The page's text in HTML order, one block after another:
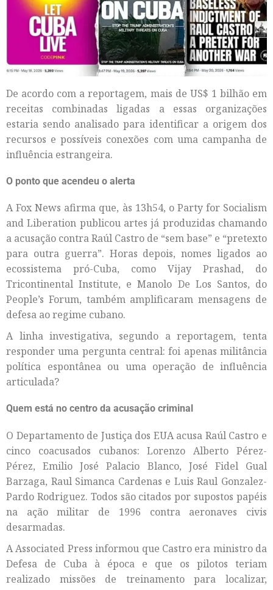
De acordo com a reportagem, mais de US$ 1 bilhão em
receitas combinadas ligadas a essas organizações
estaria sendo analisado para identificar a origem dos
recursos e possíveis conexões com uma campanha de
influência estrangeira.
O ponto que acendeu o alerta
A Fox News afirma que, às 13h54, o Party for Socialism
and Liberation publicou artes já produzidas chamando
a acusação contra Raúl Castro de “sem base” e “pretexto
para outra guerra”. Horas depois, nomes ligados ao
ecossistema pró-Cuba, como Vijay Prashad, do
Tricontinental Institute, e Manolo De Los Santos, do
People’s Forum, também amplificaram mensagens de
defesa ao regime cubano.
A linha investigativa, segundo a reportagem, tenta
responder uma pergunta central: foi apenas militância
política espontânea ou uma operação de influência
articulada?
Quem está no centro da acusação criminal
O Departamento de Justiça dos EUA acusa Raúl Castro e
cinco coacusados cubanos: Lorenzo Alberto Pérez-
Pérez, Emilio José Palacio Blanco, José Fidel Gual
Barzaga, Raul Simanca Cardenas e Luis Raul Gonzalez-
Pardo Rodriguez. Todos são citados por supostos papéis
na ação militar de 1996 contra aeronaves civis
desarmadas.
A Associated Press informou que Castro era ministro da
Defesa de Cuba à época e que os pilotos teriam
realizado missões de treinamento para localizar,